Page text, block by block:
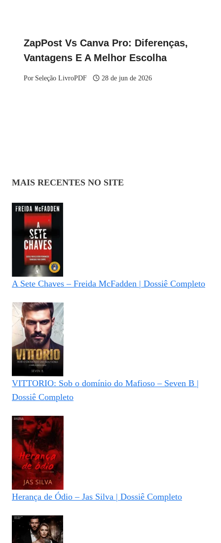
ZapPost Vs Canva Pro: Diferenças,
Vantagens E A Melhor Escolha
Por Seleção LivroPDF 28 de jun de 2026
MAIS RECENTES NO SITE
A Sete Chaves – Freida McFadden | Dossiê Completo
VITTORIO: Sob o domínio do Mafioso – Seven B |
Dossiê Completo
Herança de Ódio – Jas Silva | Dossiê Completo